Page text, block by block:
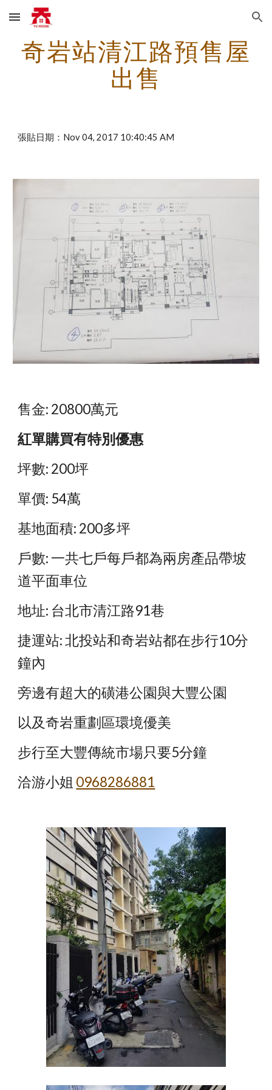
Skip to main content Skip to navigation
奇岩站清江路預售屋
出售
張貼日期：Nov 04, 2017 10:40:45 AM
售金: 20800萬元
紅單購買有特別優惠
坪數: 200坪
單價: 54萬
基地面積: 200多坪
戶數: 一共七戶每戶都為兩房產品帶坡
道平面車位
地址: 台北市清江路91巷
捷運站: 北投站和奇岩站都在步行10分
鐘內
旁邊有超大的磺港公園與大豐公園
以及奇岩重劃區環境優美
步行至大豐傳統市場只要5分鐘
洽游小姐 0968286881